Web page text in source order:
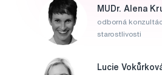
MUDr. Alena
odborná
starostlivosti
Lucie